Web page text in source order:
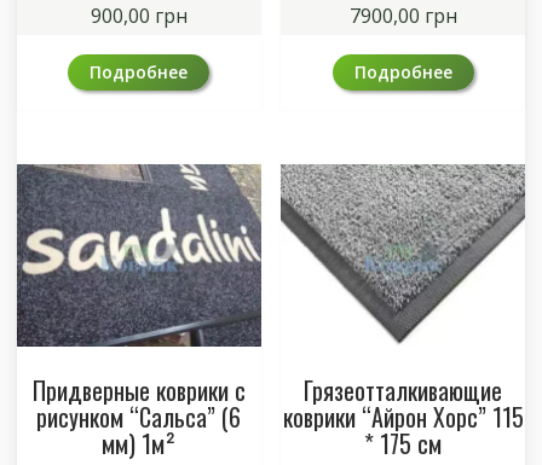
900,00 грн
Подробнее
7900,00 грн
Подробнее
Придверные коврики с
рисунком “Сальса” (6
мм) 1м²
Грязеотталкивающие
коврики “Айрон Хорс” 115
* 175 см